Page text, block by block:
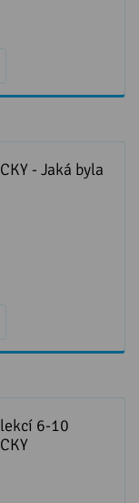
- Jaká byla
6-10